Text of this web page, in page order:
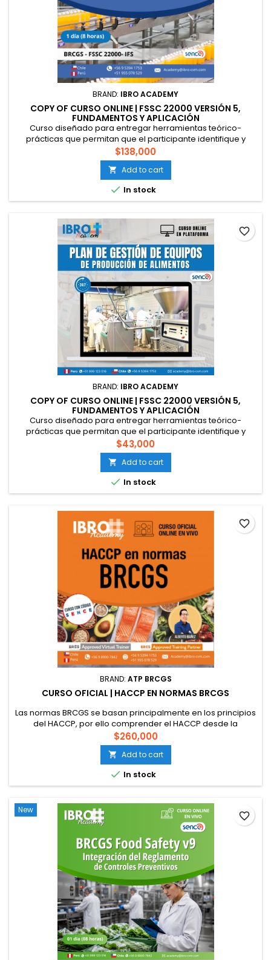
BRAND: IBRO ACADEMY
COPY OF CURSO ONLINE | FSSC 22000 VERSIÓN 5,
FUNDAMENTOS Y APLICACIÓN
Curso diseñado para entregar herramientas teórico-
prácticas que permitan que el participante identifique y
aplique los requisitos de la norma FSSC 22000 versión 4 en la
producción de alimentos. Esto bajo un sistema de calidad e
inocuidad con orientación preventiva basado en los peligros
y riesgos de la calidad e inocuidad alimentaria y fraude
alimentario,...
$138,000
 Add to cart
 In stock
BRAND: IBRO ACADEMY
COPY OF CURSO ONLINE | FSSC 22000 VERSIÓN 5,
FUNDAMENTOS Y APLICACIÓN
Curso diseñado para entregar herramientas teórico-
prácticas que permitan que el participante identifique y
aplique los requisitos de la norma FSSC 22000 versión 4 en la
producción de alimentos. Esto bajo un sistema de calidad e
inocuidad con orientación preventiva basado en los peligros
y riesgos de la calidad e inocuidad alimentaria y fraude
alimentario,...
$43,000
 Add to cart
 In stock
favorite_border
BRAND: ATP BRCGS
CURSO OFICIAL | HACCP EN NORMAS BRCGS
Las normas BRCGS se basan principalmente en los principios
del HACCP, por ello comprender el HACCP desde la
perspectiva de las normas es fundamental para una
adecuada implementación dentro de la gestión bajo
estándares BRCGS. Código SENCE: En proceso (Solo Chile).
Duración: 16 horas Fechas: Próximamente. Descarga el
brochure de curso
$260,000
 Add to cart
 In stock
favorite_border
New
favorite_border